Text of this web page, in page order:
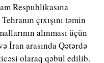
Respublikasına
çıxışını təmin
alınması üçün
İran arasında Qətərdə
olaraq qəbul edilib.